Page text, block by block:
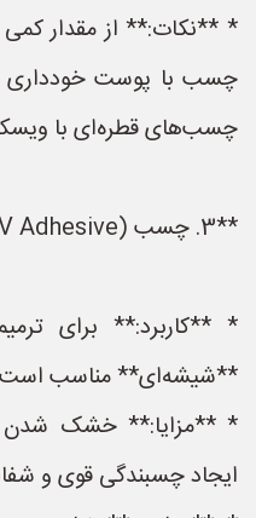
* **نکات:** از مقدار
چسب با پوست خودداری
چسب‌های قطره‌ای با
**3. چسب UV (UV Adhesive):**
* **کاربرد:** برای
**شیشه‌ای** مناسب
ایجاد چسبندگی قوی و